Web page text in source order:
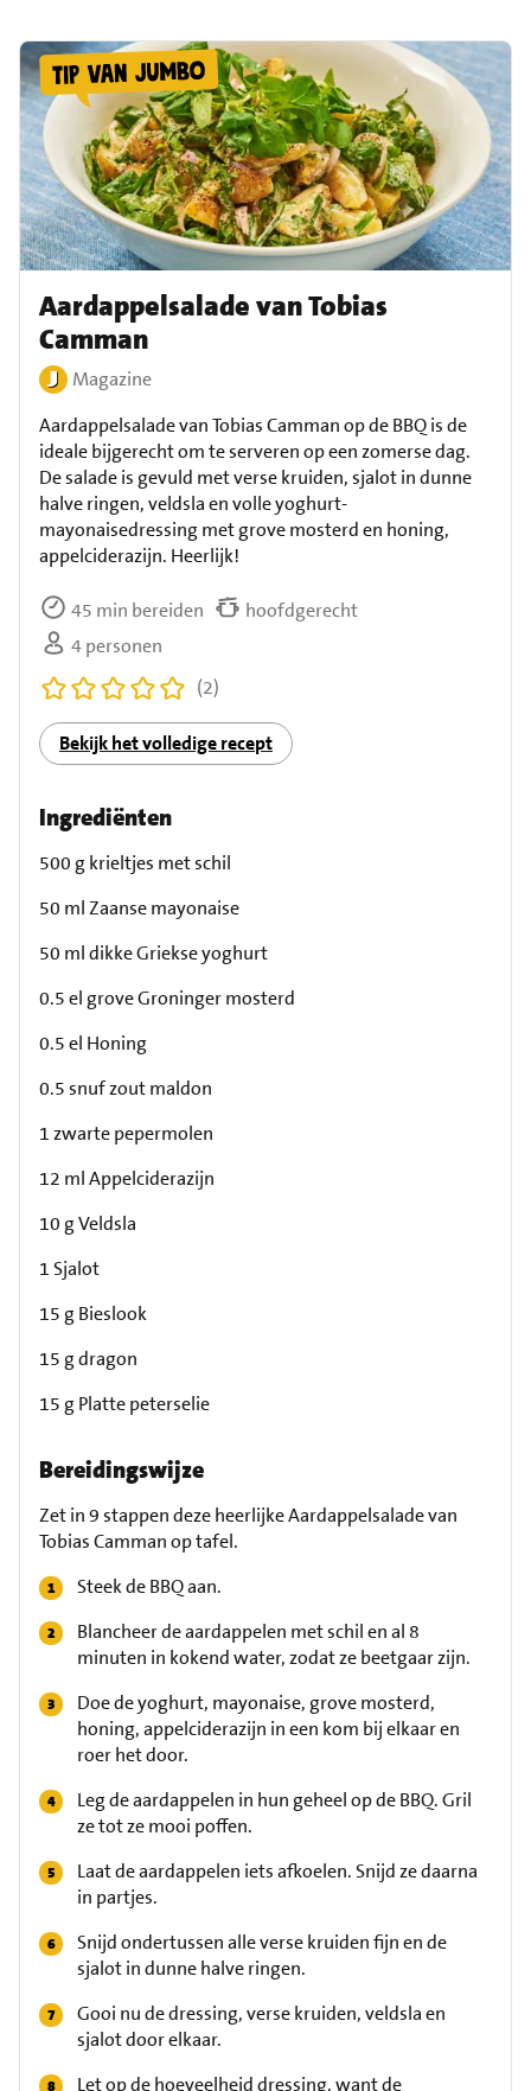
Aardappelsalade van Tobias
Camman
Magazine
Aardappelsalade van Tobias Camman op de BBQ is de
ideale bijgerecht om te serveren op een zomerse dag.
De salade is gevuld met verse kruiden, sjalot in dunne
halve ringen, veldsla en volle yoghurt-
mayonaisedressing met grove mosterd en honing,
appelciderazijn. Heerlijk!
45 min bereiden
hoofdgerecht
4 personen
(2)
Bekijk het volledige recept
Ingrediënten
500 g krieltjes met schil
50 ml Zaanse mayonaise
50 ml dikke Griekse yoghurt
0.5 el grove Groninger mosterd
0.5 el Honing
0.5 snuf zout maldon
1 zwarte pepermolen
12 ml Appelciderazijn
10 g Veldsla
1 Sjalot
15 g Bieslook
15 g dragon
15 g Platte peterselie
Bereidingswijze
Zet in 9 stappen deze heerlijke Aardappelsalade van
Tobias Camman op tafel.
Steek de BBQ aan.
Blancheer de aardappelen met schil en al 8
minuten in kokend water, zodat ze beetgaar zijn.
Doe de yoghurt, mayonaise, grove mosterd,
honing, appelciderazijn in een kom bij elkaar en
roer het door.
Leg de aardappelen in hun geheel op de BBQ. Gril
ze tot ze mooi poffen.
Laat de aardappelen iets afkoelen. Snijd ze daarna
in partjes.
Snijd ondertussen alle verse kruiden fijn en de
sjalot in dunne halve ringen.
Gooi nu de dressing, verse kruiden, veldsla en
sjalot door elkaar.
Let op de hoeveelheid dressing, want de